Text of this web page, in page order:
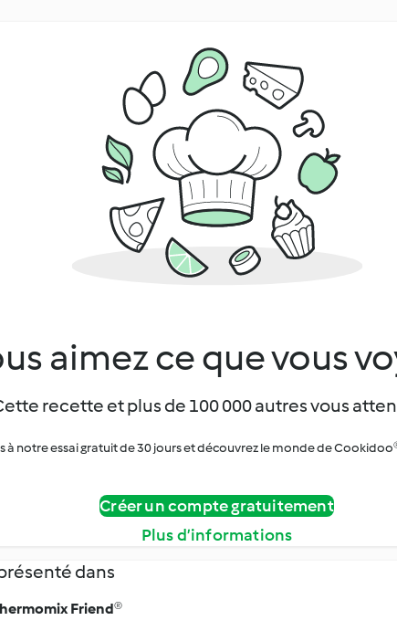
aimez ce que vous
recette et plus de 100 000 autres vous
à notre essai gratuit de 30 jours et découvrez le monde de
Créer un compte gratuitement
Plus d’informations
dans
Friend®